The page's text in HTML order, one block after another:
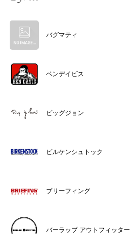
バグマティ
ベンデイビス
ビッグジョン
ビルケンシュトック
ブリーフィング
バーラップ アウトフィッター